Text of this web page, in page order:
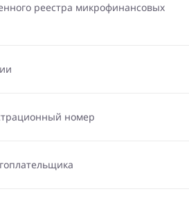
реестра микрофинансовых
номер